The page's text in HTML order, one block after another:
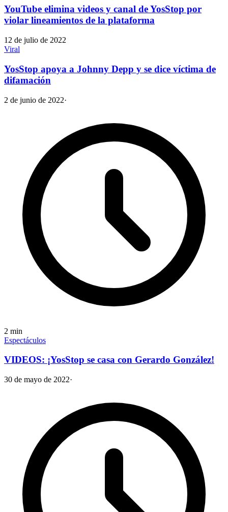
YouTube elimina videos y canal de YosStop por
violar lineamientos de la plataforma
12 de julio de 2022
Viral
YosStop apoya a Johnny Depp y se dice víctima de
difamación
2 de junio de 2022·
2 min
Espectáculos
VIDEOS: ¡YosStop se casa con Gerardo González!
30 de mayo de 2022·